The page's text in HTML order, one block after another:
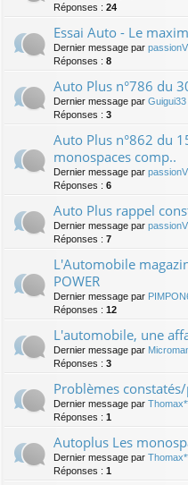
Réponses : 24
Essai Auto - Le
Dernier message par
Réponses : 8
Auto Plus n°786 du
Dernier message par Guigui33
Réponses : 3
Auto Plus n°862 du
monospaces comp..
Dernier message par
Réponses : 6
Auto Plus rappel
Dernier message par
Réponses : 7
L'Automobile
POWER
Dernier message par
Réponses : 12
L'automobile, une
Dernier message par
Réponses : 3
Problèmes
Dernier message par
Réponses : 1
Autoplus Les
Dernier message par
Réponses : 1